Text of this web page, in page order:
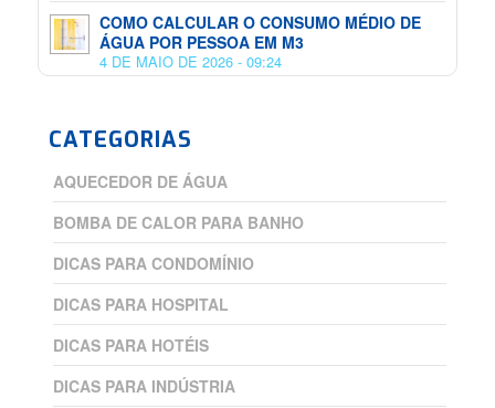
COMO CALCULAR O CONSUMO MÉDIO DE
ÁGUA POR PESSOA EM M3
4 DE MAIO DE 2026 - 09:24
CATEGORIAS
AQUECEDOR DE ÁGUA
BOMBA DE CALOR PARA BANHO
DICAS PARA CONDOMÍNIO
DICAS PARA HOSPITAL
DICAS PARA HOTÉIS
DICAS PARA INDÚSTRIA